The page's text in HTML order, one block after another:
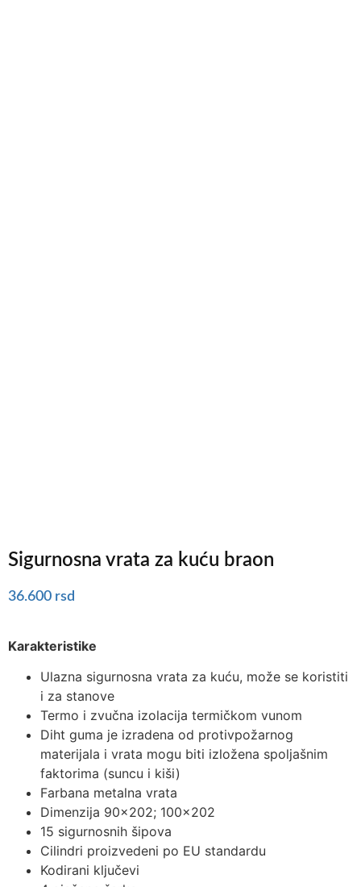
Sigurnosna vrata za kuću braon
36.600 rsd
Karakteristike
Ulazna sigurnosna vrata za kuću, može se koristiti
i za stanove
Termo i zvučna izolacija termičkom vunom
Diht guma je izradena od protivpožarnog
materijala i vrata mogu biti izložena spoljašnim
faktorima (suncu i kiši)
Farbana metalna vrata
Dimenzija 90×202; 100×202
15 sigurnosnih šipova
Cilindri proizvedeni po EU standardu
Kodirani ključevi